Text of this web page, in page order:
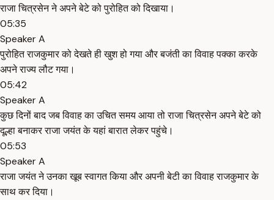
राजा चित्रसेन ने अपने बेटे को पुरोहित को दिखाया।
05:35
Speaker A
पुरोहित राजकुमार को देखते ही खुश हो गया और बजंती का विवाह पक्का करके
अपने राज्य लौट गया।
05:42
Speaker A
कुछ दिनों बाद जब विवाह का उचित समय आया तो राजा चित्रसेन अपने बेटे को
दूल्हा बनाकर राजा जयंत के यहां बारात लेकर पहुंचे।
05:53
Speaker A
राजा जयंत ने उनका खूब स्वागत किया और अपनी बेटी का विवाह राजकुमार के
साथ कर दिया।